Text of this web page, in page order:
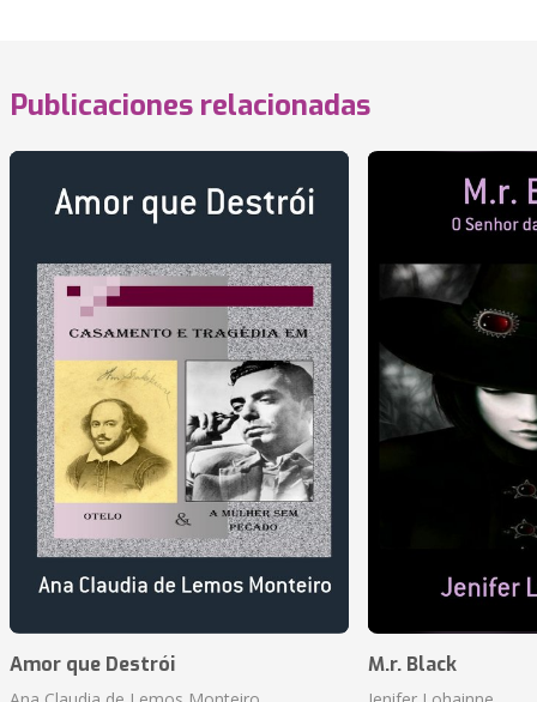
Publicaciones relacionadas
Amor que Destrói M.r. Black